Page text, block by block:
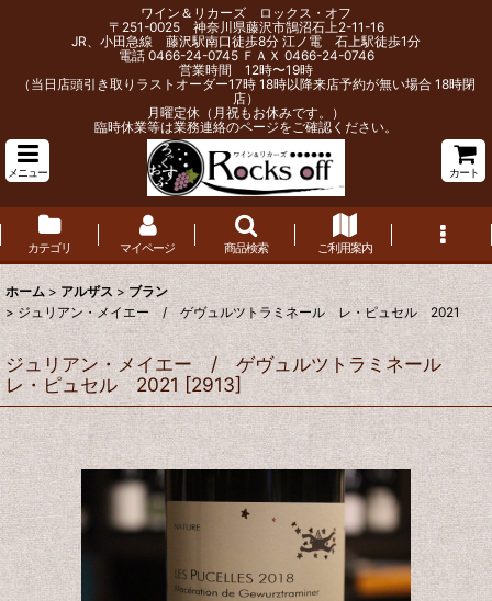
ワイン＆リカーズ ロックス・オフ
〒251-0025 神奈川県藤沢市鵠沼石上2-11-16
JR、小田急線 藤沢駅南口徒歩8分 江ノ電 石上駅徒歩1分
電話 0466-24-0745 ＦＡＸ 0466-24-0746
営業時間 12時〜19時
（当日店頭引き取りラストオーダー17時 18時以降来店予約が無い場合 18時閉
店）
月曜定休（月祝もお休みです。）
臨時休業等は業務連絡のページをご確認ください。
メニュー カート
カテゴリ マイページ 商品検索 ご利用案内
ホーム > アルザス > ブラン
> ジュリアン・メイエー / ゲヴュルツトラミネール レ・ピュセル 2021
ジュリアン・メイエー / ゲヴュルツトラミネール
レ・ピュセル 2021 [2913]